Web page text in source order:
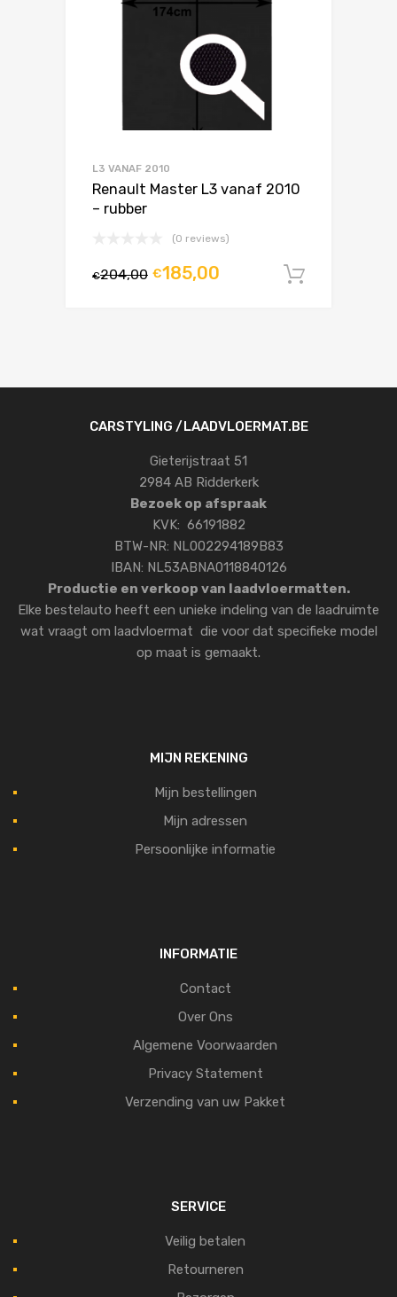
L3 VANAF 2010
Renault Master L3 vanaf 2010
– rubber
(0 reviews)
€204,00 €185,00
CARSTYLING /LAADVLOERMAT.BE
Gieterijstraat 51
2984 AB Ridderkerk
Bezoek op afspraak
KVK: 66191882
BTW-NR: NL002294189B83
IBAN: NL53ABNA0118840126
Productie en verkoop van laadvloermatten.
Elke bestelauto heeft een unieke indeling van de laadruimte
wat vraagt om laadvloermat die voor dat specifieke model
op maat is gemaakt.
MIJN REKENING
Mijn bestellingen
Mijn adressen
Persoonlijke informatie
INFORMATIE
Contact
Over Ons
Algemene Voorwaarden
Privacy Statement
Verzending van uw Pakket
SERVICE
Veilig betalen
Retourneren